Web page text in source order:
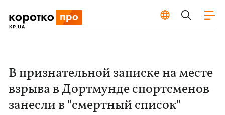
В признательной записке на месте
взрыва в Дортмунде спортсменов
занесли в "смертный список"